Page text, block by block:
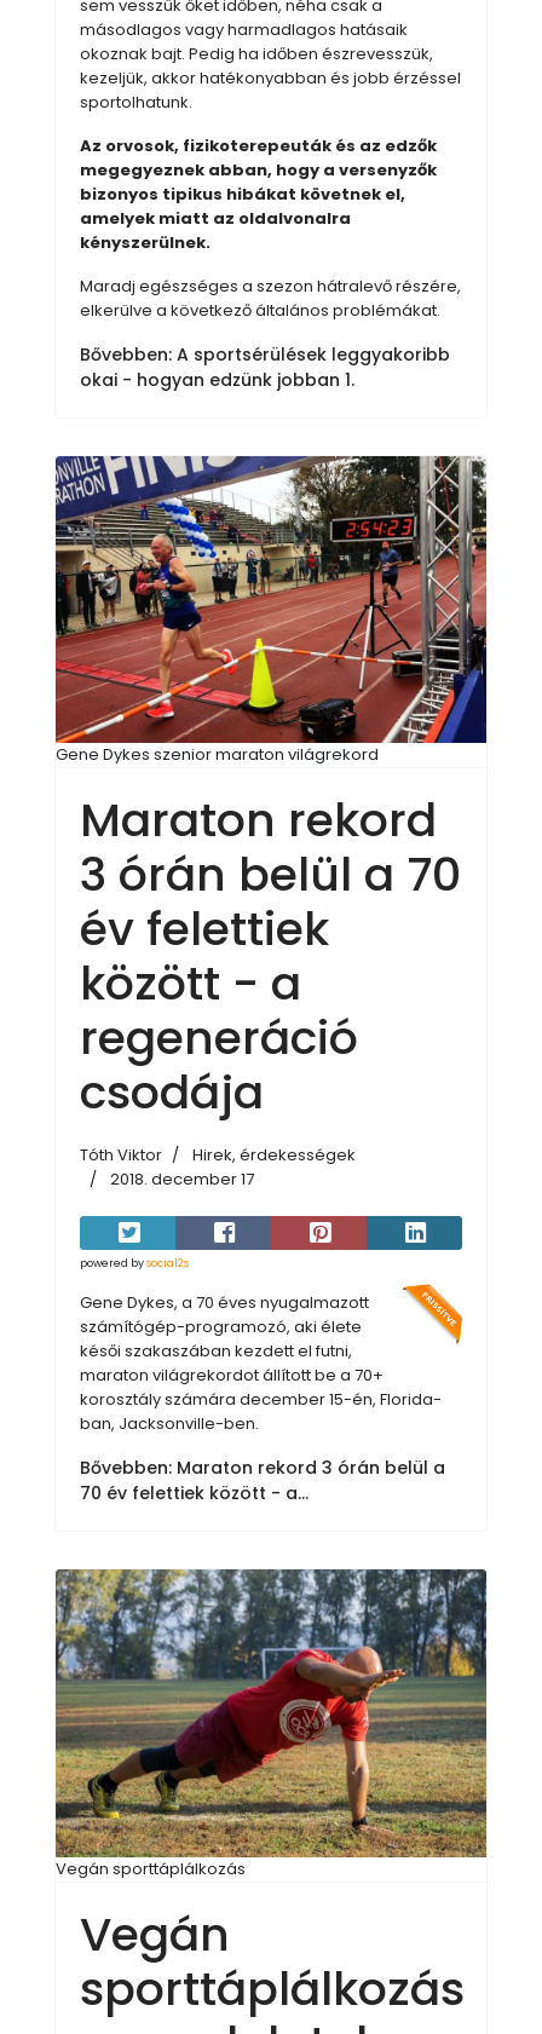
sem vesszük őket időben, néha csak a
másodlagos vagy harmadlagos hatásaik
okoznak bajt. Pedig ha időben észrevesszük,
kezeljük, akkor hatékonyabban és jobb érzéssel
sportolhatunk.
Az orvosok, fizikoterepeuták és az edzők
megegyeznek abban, hogy a versenyzők
bizonyos tipikus hibákat követnek el,
amelyek miatt az oldalvonalra
kényszerülnek.
Maradj egészséges a szezon hátralevő részére,
elkerülve a következő általános problémákat.
Bővebben: A sportsérülések leggyakoribb
okai - hogyan edzünk jobban 1.
Gene Dykes szenior maraton világrekord
Maraton rekord
3 órán belül a 70
év felettiek
között - a
regeneráció
csodája
Tóth Viktor
Hirek, érdekességek
2018. december 17
powered bysocial2s
Gene Dykes, a 70 éves nyugalmazott
számítógép-programozó, aki élete
késői szakaszában kezdett el futni,
maraton világrekordot állított be a 70+
korosztály számára december 15-én, Florida-
ban, Jacksonville-ben.
Bővebben: Maraton rekord 3 órán belül a
70 év felettiek között - a...
Vegán sporttáplálkozás
Vegán
sporttáplálkozás